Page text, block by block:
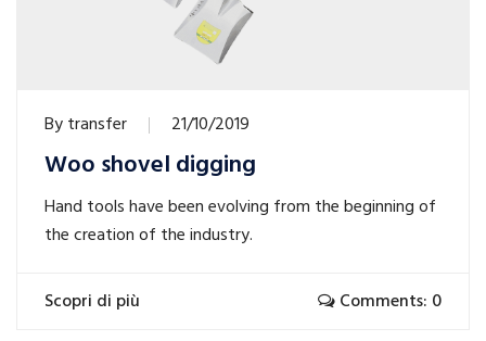
Bytransfer 21/10/2019
Woo shovel digging
Hand tools have been evolving from the beginning of
the creation of the industry.
Scopri di più Comments: 0